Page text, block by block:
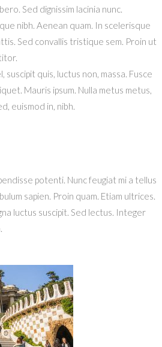
Sed dignissim lacinia nunc.
nibh. Aenean quam. In scelerisque
Sed convallis tristique sem. Proin ut
suscipit quis, luctus non, massa. Fusce
Mauris ipsum. Nulla metus metus,
euismod in, nibh.
potenti. Nunc feugiat mi a tellus
sapien. Proin quam. Etiam ultrices.
luctus suscipit. Sed lectus. Integer